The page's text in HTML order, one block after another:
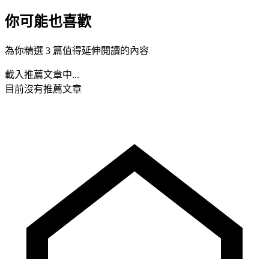
你可能也喜歡
為你精選 3 篇值得延伸閱讀的內容
載入推薦文章中...
目前沒有推薦文章